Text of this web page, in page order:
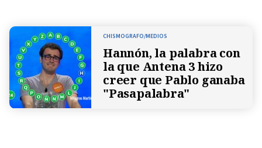
CHISMOGRAFO/MEDIOS
Hannón, la palabra con
la que Antena 3 hizo
creer que Pablo ganaba
"Pasapalabra"